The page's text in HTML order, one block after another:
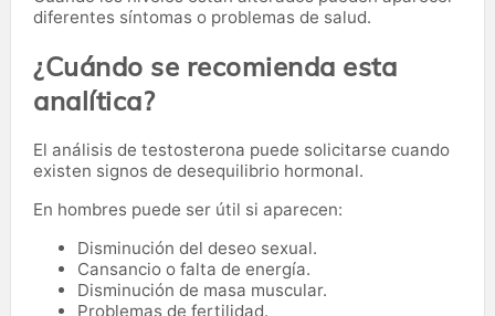
diferentes síntomas o problemas de salud.
¿Cuándo se recomienda esta
analítica?
El análisis de testosterona puede solicitarse cuando
existen signos de desequilibrio hormonal.
En hombres puede ser útil si aparecen:
Disminución del deseo sexual.
Cansancio o falta de energía.
Disminución de masa muscular.
Problemas de fertilidad.